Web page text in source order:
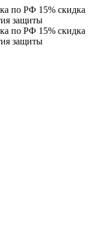
по РФ 15% скидка
защиты
по РФ 15% скидка
защиты